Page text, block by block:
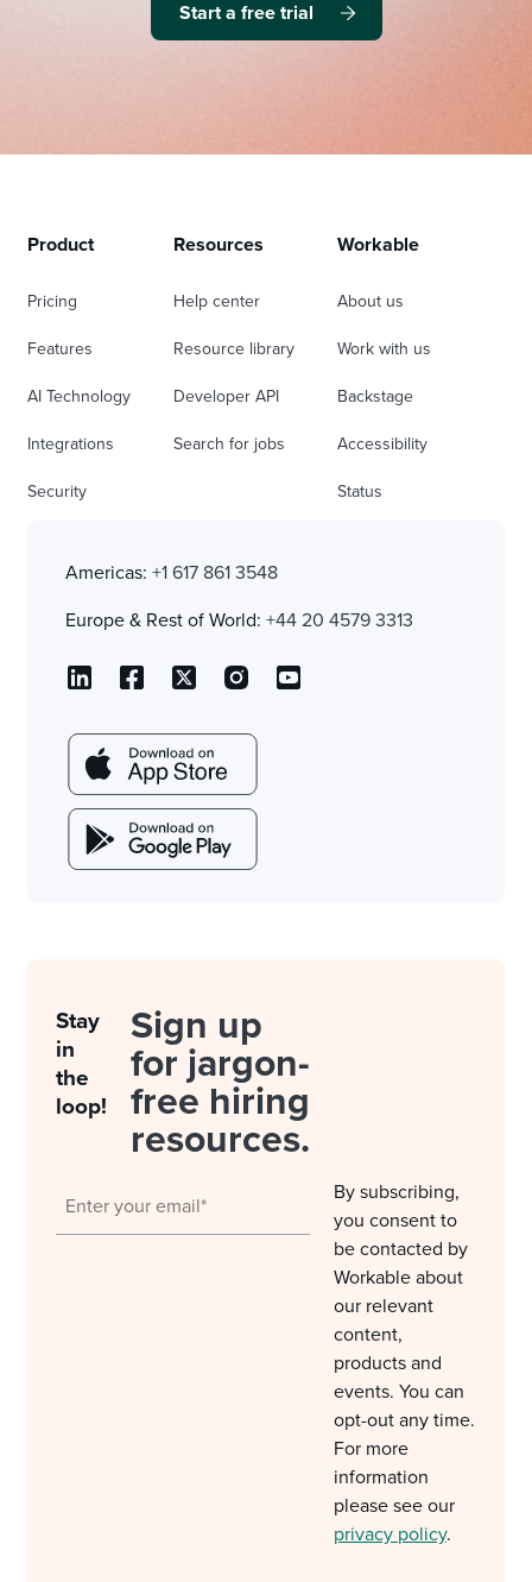
Start a free trial
Product
Pricing
Features
AI Technology
Integrations
Security
Resources
Help center
Resource library
Developer API
Search for jobs
Workable
About us
Work with us
Backstage
Accessibility
Status
Americas: +1 617 861 3548
Europe & Rest of World: +44 20 4579 3313
Stay
in
the
loop!
Sign up
for jargon-
free hiring
resources.
By subscribing,
you consent to
be contacted by
Workable about
our relevant
content,
products and
events. You can
opt-out any time.
For more
information
please see our
privacy policy.